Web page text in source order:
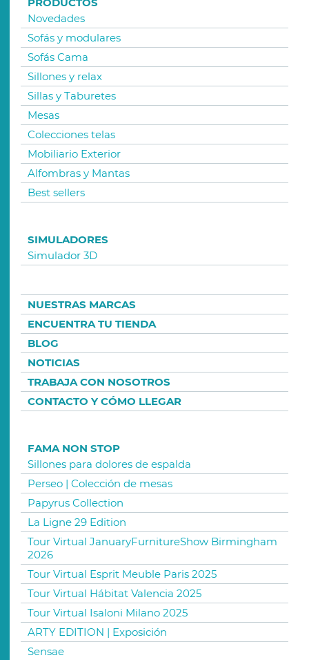
Novedades
Sofás y modulares
Sofás Cama
Sillones y relax
Sillas y Taburetes
Mesas
Colecciones telas
Mobiliario Exterior
Alfombras y Mantas
Best sellers
SIMULADORES
Simulador 3D
NUESTRAS MARCAS
ENCUENTRA TU TIENDA
BLOG
NOTICIAS
TRABAJA CON NOSOTROS
CONTACTO Y CÓMO LLEGAR
FAMA NON STOP
Sillones para dolores de espalda
Perseo | Colección de mesas
Papyrus Collection
La Ligne 29 Edition
Tour Virtual JanuaryFurnitureShow Birmingham
2026
Tour Virtual Esprit Meuble Paris 2025
Tour Virtual Hábitat Valencia 2025
Tour Virtual Isaloni Milano 2025
ARTY EDITION | Exposición
Sensae